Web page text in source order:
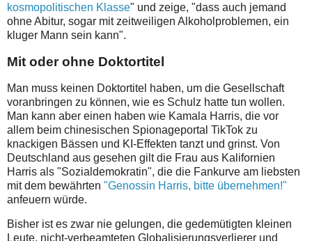
kosmopolitischen Klasse" und zeige, "dass auch jemand
ohne Abitur, sogar mit zeitweiligen Alkoholproblemen, ein
kluger Mann sein kann".
Mit oder ohne Doktortitel
Man muss keinen Doktortitel haben, um die Gesellschaft
voranbringen zu können, wie es Schulz hatte tun wollen.
Man kann aber einen haben wie Kamala Harris, die vor
allem beim chinesischen Spionageportal TikTok zu
knackigen Bässen und KI-Effekten tanzt und grinst. Von
Deutschland aus gesehen gilt die Frau aus Kalifornien
Harris als "Sozialdemokratin", die die Fankurve am liebsten
mit dem bewährten "Genossin Harris, bitte übernehmen!"
anfeuern würde.
Bisher ist es zwar nie gelungen, die gedemütigten kleinen
Leute, nicht-verbeamteten Globalisierungsverlierer und